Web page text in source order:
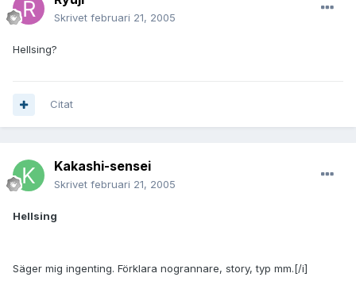
Skrivet februari 21, 2005
Hellsing?
Citat
Kakashi-sensei
Skrivet februari 21, 2005
Hellsing
Säger mig ingenting. Förklara nogrannare, story, typ mm.[/i]